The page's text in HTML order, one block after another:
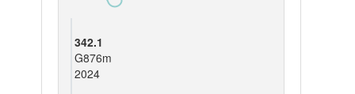
342.1
G876m
2024